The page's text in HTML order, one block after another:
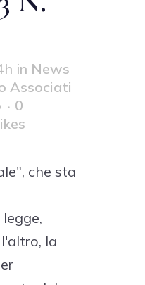
in News
Associati
0
che sta
la